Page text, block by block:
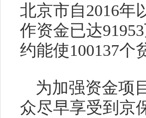
北京市自2016年
作资金已达
约能使100137个
为加强资金项
众尽早享受到京